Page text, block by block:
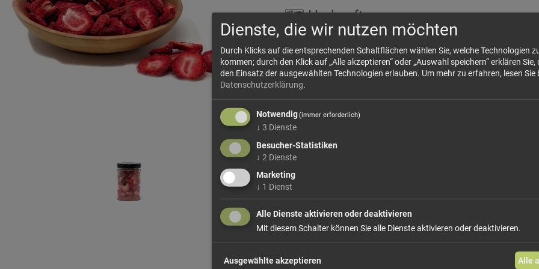
🗺 Herkunft
Für diese gefriergetrockneten Erdbeeren
ausgewählt und schonend verarbeitet. Pro
werden etwa10 kg frische Erdbeeren...
mehr Infos +
In den Warenkorb
Dienste, die wir nutzen möchten
Durch Klicks auf die entsprechenden Schaltflächen wählen Sie, welche Technologien
kommen; durch den Klick auf „Alle akzeptieren“ oder „Auswahl speichern“ erklären Sie,
den Einsatz der ausgewählten Technologien erlauben. Um mehr zu erfahren, lesen
Datenschutzerklärung.
Notwendig(immer erforderlich)
↓ 3 Dienste
Besucher-Statistiken
↓ 2 Dienste
Marketing
↓ 1 Dienst
Alle Dienste aktivieren oder deaktivieren
Mit diesem Schalter können Sie alle Dienste aktivieren oder deaktivieren.
Ausgewählte akzeptieren Alle